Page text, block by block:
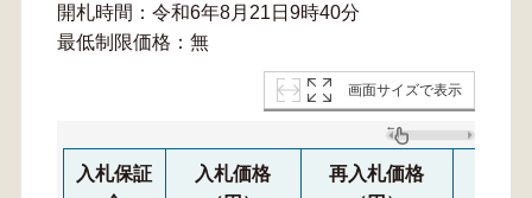
開札時間：令和6年8月21日9時40分
最低制限価格：無
画面サイズで表示
入札保証
入札価格
再入札価格